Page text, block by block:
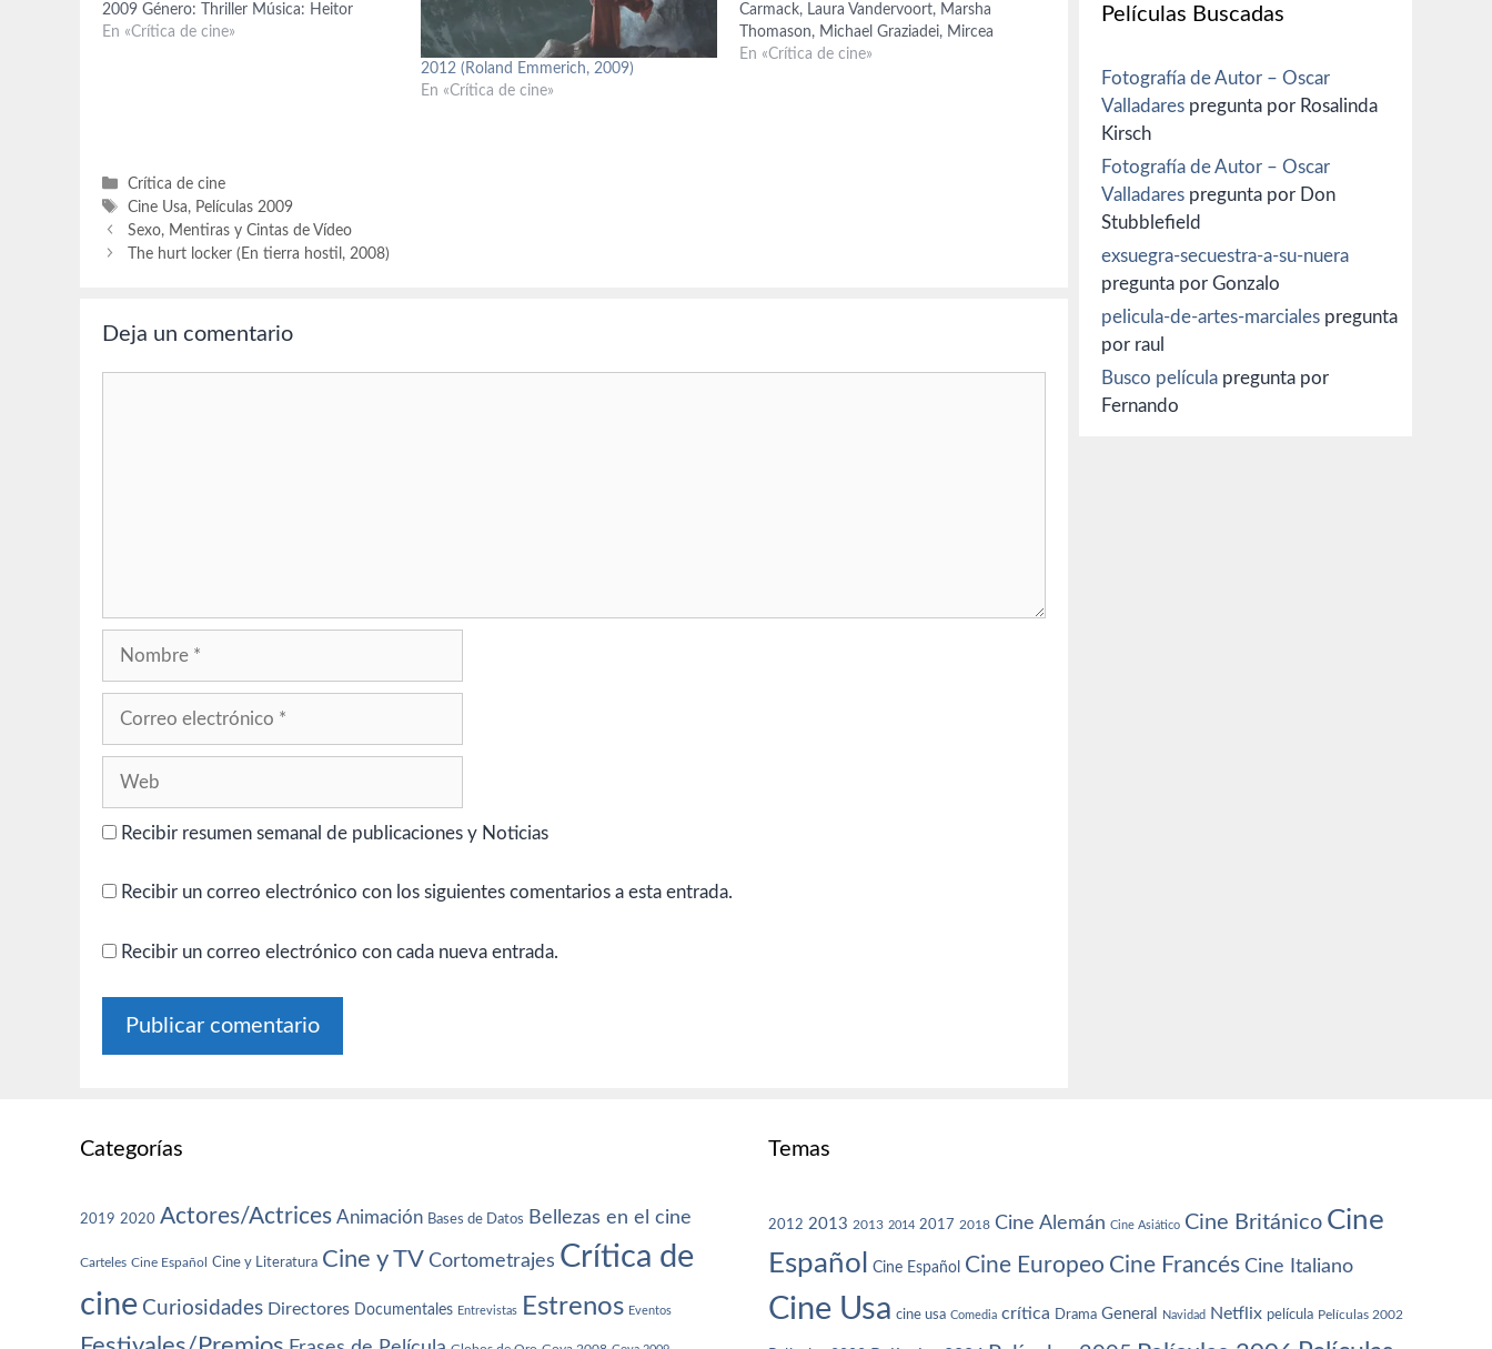
2009 Género: Thriller Música: Heitor
Pereira Los protagonistas son una pareja de
En «Crítica de cine»
2012 (Roland Emmerich, 2009)
En «Crítica de cine»
Carmack, Laura Vandervoort, Marsha
Thomason, Michael Graziadei, Mircea
Monroe, Audrina Patridge Guión: Sara
En «Crítica de cine»
Categorías
Crítica de cine
Etiquetas
Cine Usa, Películas 2009
Sexo, Mentiras y Cintas de Vídeo
The hurt locker (En tierra hostil, 2008)
Deja un comentario
Recibir resumen semanal de publicaciones y Noticias
Recibir un correo electrónico con los siguientes comentarios a esta entrada.
Recibir un correo electrónico con cada nueva entrada.
Películas Buscadas
Fotografía de Autor – Oscar
Valladares pregunta por Rosalinda
Kirsch
Fotografía de Autor – Oscar
Valladares pregunta por Don
Stubblefield
exsuegra-secuestra-a-su-nuera
pregunta por Gonzalo
pelicula-de-artes-marciales pregunta
por raul
Busco película pregunta por
Fernando
Categorías
2019 2020 Actores/Actrices Animación Bases de Datos Bellezas en el cine
Carteles Cine Español Cine y Literatura Cine y TV Cortometrajes Crítica de
cine Curiosidades Directores Documentales Entrevistas Estrenos Eventos
Temas
2012 2013 2013 2014 2017 2018 Cine Alemán Cine Asiático Cine Británico Cine
Español
Cine Español Cine Europeo Cine Francés Cine Italiano
Cine Usa cine usa Comedia crítica Drama General Navidad Netflix película Películas 2002